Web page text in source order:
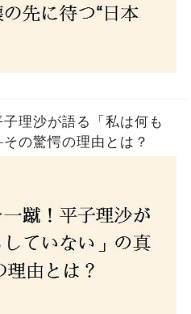
子理沙が語る「私は何も
の驚愕の理由とは？